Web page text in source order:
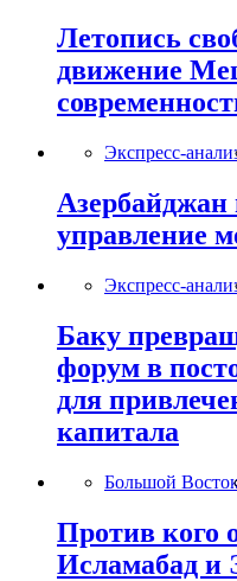
Летопись
движение
Экспресс-
Азербайджан
управление
Экспресс-
Баку
форум в
для
капитала
Большой
Против кого
Исламабад и